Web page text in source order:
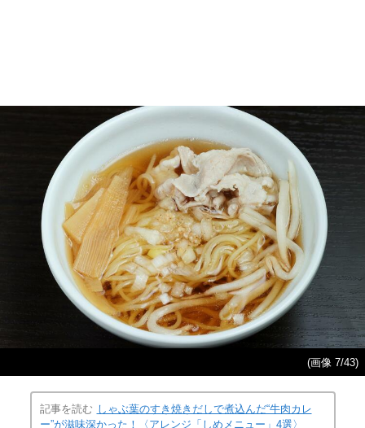
(画像 7/43)
記事を読む しゃぶ葉のすき焼きだしで煮込んだ“牛肉カレ
ー”が滋味深かった！〈アレンジ「しめメニュー」4選〉